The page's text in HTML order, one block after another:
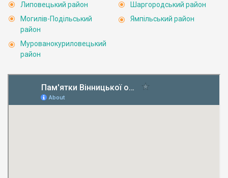
Липовецький район
Могилів-Подільський
район
Мурованокуриловецький
район
Шаргородський район
Ямпільський район